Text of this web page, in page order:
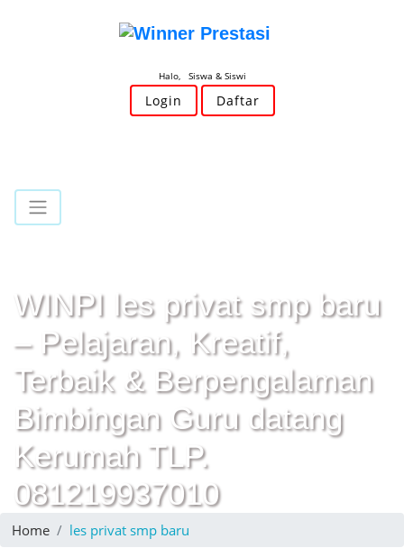
Halo, Siswa & Siswi
Login Daftar
WINPI les privat smp baru
– Pelajaran, Kreatif,
Terbaik & Berpengalaman
Bimbingan Guru datang
Kerumah TLP.
081219937010
Home les privat smp baru